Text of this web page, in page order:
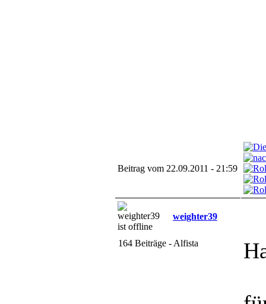
Beitrag vom 22.09.2011 - 21:59
weighter39
164 Beiträge - Alfista